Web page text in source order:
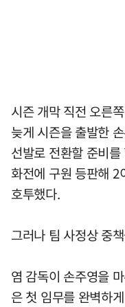
시즌 개막 직전 오른
늦게 시즌을 출발한
선발로 전환할 준비
화전에 구원 등판해
호투했다.
그러나 팀 사정상 중
염 감독이 손주영을
은 첫 임무를 완벽하